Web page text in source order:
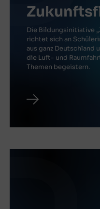
Die Bildungsinitiative
richtet sich an
aus ganz Deutschland
die Luft- und
Themen begeistern.